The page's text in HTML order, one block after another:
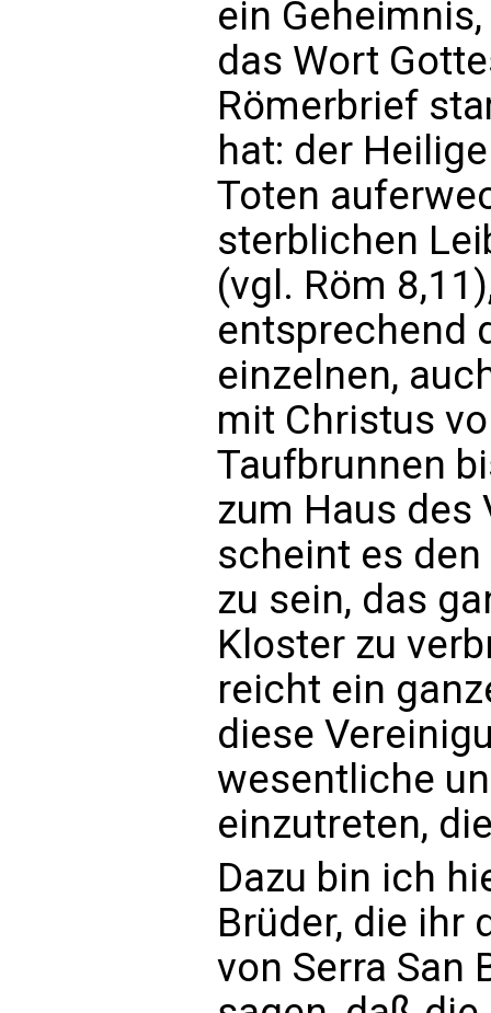
ein
das Wort
Römerbrief
hat: der
Toten
sterblichen
(vgl. Röm
entsprechend
einzelnen,
mit Christus
Taufbrunnen
zum Haus des
scheint es
zu sein, das
Kloster zu
reicht ein
diese
wesentliche
einzutreten,
Dazu bin ich
Brüder, die ihr
von Serra San